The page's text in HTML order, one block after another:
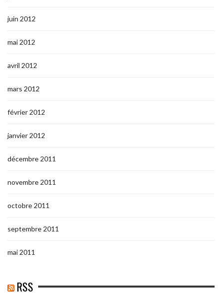
juin 2012
mai 2012
avril 2012
mars 2012
février 2012
janvier 2012
décembre 2011
novembre 2011
octobre 2011
septembre 2011
mai 2011
RSS